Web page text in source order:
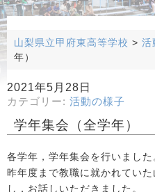
山梨県立甲府東高等学校 > 活
年）
2021年5月28日
カテゴリー: 活動の様子
学年集会（全学年）
各学年，学年集会を行いました
昨年度まで教職に就かれてい
し，お話しいただきました。